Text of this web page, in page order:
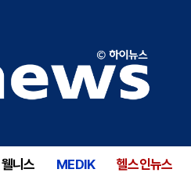
웰니스 MEDIK 헬스인뉴스